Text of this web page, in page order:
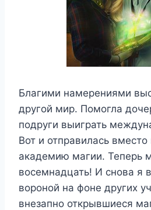
Благими намерениями
другой мир. Помогла
подруги выиграть
Вот и отправилась
академию магии. Теперь
восемнадцать! И снова я
вороной на фоне других
внезапно открывшиеся